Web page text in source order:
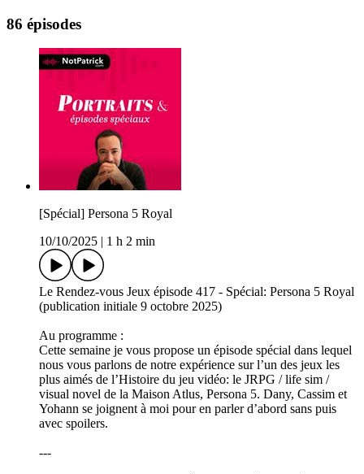
86 épisodes
[Spécial] Persona 5 Royal
10/10/2025
1 h 2 min
Le Rendez-vous Jeux épisode 417 - Spécial: Persona 5 Royal
(publication initiale 9 octobre 2025)
Au programme :
Cette semaine je vous propose un épisode spécial dans lequel
nous vous parlons de notre expérience sur l’un des jeux les
plus aimés de l’Histoire du jeu vidéo: le JRPG / life sim /
visual novel de la Maison Atlus, Persona 5. Dany, Cassim et
Yohann se joignent à moi pour en parler d’abord sans puis
avec spoilers.
---